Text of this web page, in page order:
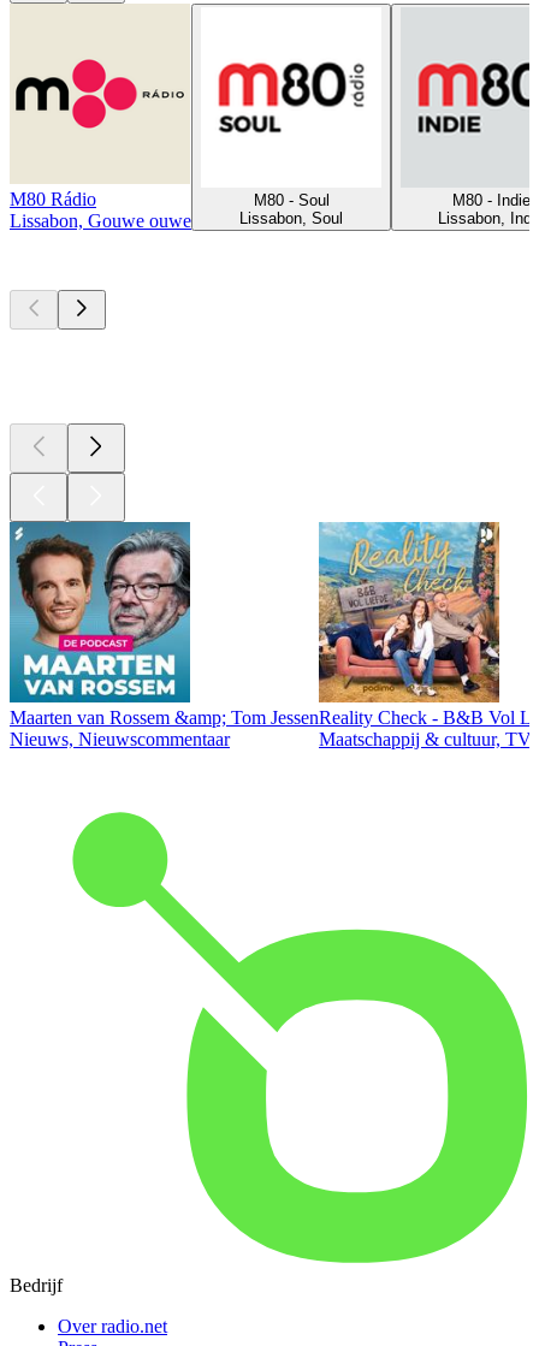
M80 Rádio
Lissabon, Gouwe ouwe
M80 - Soul
Lissabon, Soul
M80 - Indie
Lissabon,
Maarten van Rossem &amp; Tom Jessen
Nieuws, Nieuwscommentaar
Reality Check - B&B Vol
Maatschappij & cultuur,
Bedrijf
Over radio.net